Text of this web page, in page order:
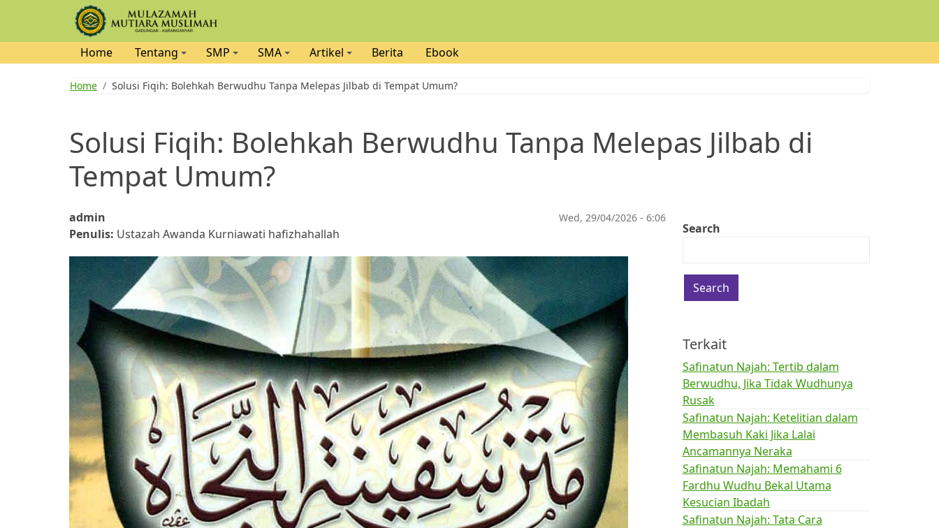
to
Home Tentang SMP SMA Artikel Berita Ebook
You
here
Home Solusi Fiqih: Bolehkah Berwudhu Tanpa Melepas Jilbab di Tempat Umum?
Solusi Fiqih: Bolehkah Berwudhu Tanpa Melepas Jilbab di
Tempat Umum?
Wed, 29/04/2026 - 6:06
admin
Penulis: Ustazah Awanda Kurniawati hafizhahallah Search
Terkait
Safinatun Najah: Tertib dalam
Berwudhu, Jika Tidak Wudhunya
Rusak
Safinatun Najah: Ketelitian dalam
Membasuh Kaki Jika Lalai
Ancamannya Neraka
Safinatun Najah: Memahami 6
Fardhu Wudhu Bekal Utama
Kesucian Ibadah
Safinatun Najah: Tata Cara